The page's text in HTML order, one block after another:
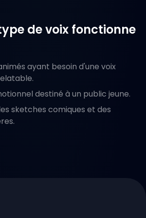
de voix fonctionne
ayant besoin d'une voix
destiné à un public jeune.
sketches comiques et des